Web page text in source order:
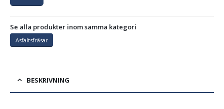
Se alla produkter inom samma kategori
Asfaltsfräsar
BESKRIVNING